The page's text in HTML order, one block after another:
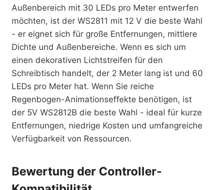
Außenbereich mit 30 LEDs pro Meter entwerfen
möchten, ist der WS2811 mit 12 V die beste Wahl
- er eignet sich für große Entfernungen, mittlere
Dichte und Außenbereiche. Wenn es sich um
einen dekorativen Lichtstreifen für den
Schreibtisch handelt, der 2 Meter lang ist und 60
LEDs pro Meter hat. Wenn Sie reiche
Regenbogen-Animationseffekte benötigen, ist
der 5V WS2812B die beste Wahl - ideal für kurze
Entfernungen, niedrige Kosten und umfangreiche
Verfügbarkeit von Ressourcen.
Bewertung der Controller-